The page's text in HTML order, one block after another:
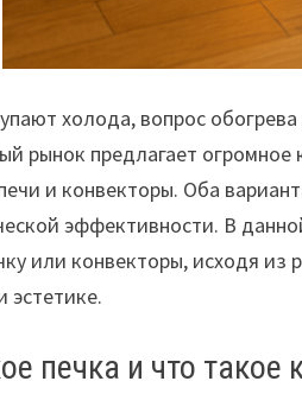
холода, вопрос
рынок предлагает
и конвекторы. Оба
эффективности. В
или конвекторы, исходя из
эстетике.
печка и что такое